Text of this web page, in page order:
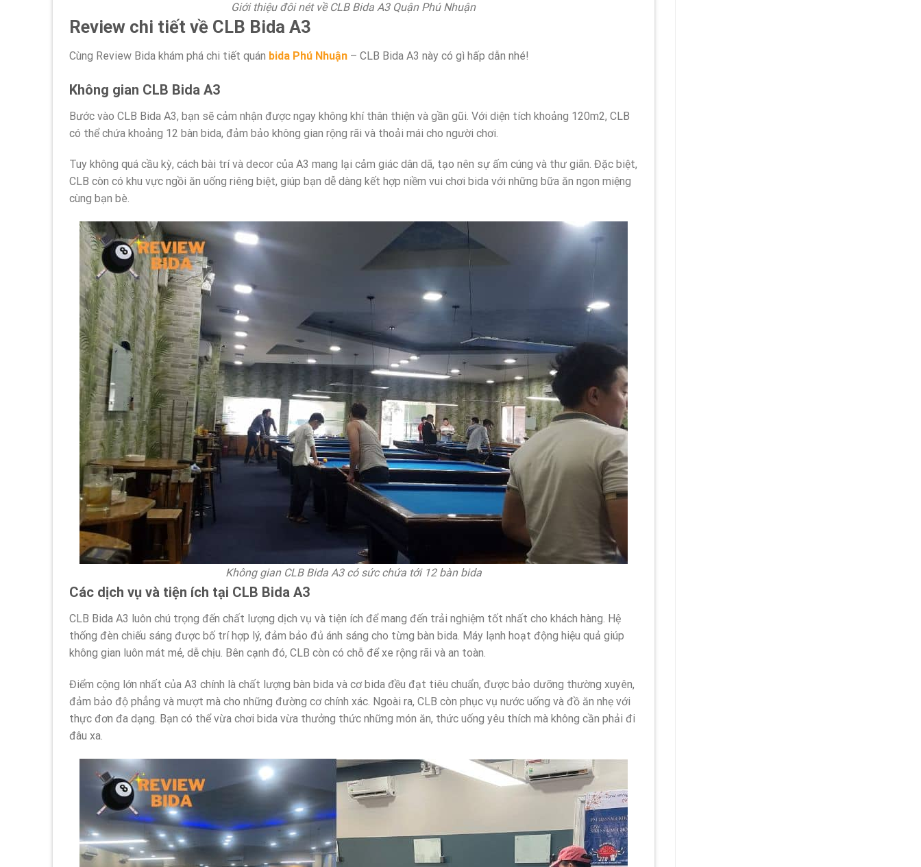
Giới thiệu đôi nét về CLB Bida A3 Quận Phú Nhuận
Review chi tiết về CLB Bida A3
Cùng Review Bida khám phá chi tiết quán bida Phú Nhuận – CLB Bida A3 này có gì hấp dẫn nhé!
Không gian CLB Bida A3
Bước vào CLB Bida A3, bạn sẽ cảm nhận được ngay không khí thân thiện và gần gũi. Với diện tích khoảng 120m2, CLB
có thể chứa khoảng 12 bàn bida, đảm bảo không gian rộng rãi và thoải mái cho người chơi.
Tuy không quá cầu kỳ, cách bài trí và decor của A3 mang lại cảm giác dân dã, tạo nên sự ấm cúng và thư giãn. Đặc biệt,
CLB còn có khu vực ngồi ăn uống riêng biệt, giúp bạn dễ dàng kết hợp niềm vui chơi bida với những bữa ăn ngon miệng
cùng bạn bè.
Không gian CLB Bida A3 có sức chứa tới 12 bàn bida
Các dịch vụ và tiện ích tại CLB Bida A3
CLB Bida A3 luôn chú trọng đến chất lượng dịch vụ và tiện ích để mang đến trải nghiệm tốt nhất cho khách hàng. Hệ
thống đèn chiếu sáng được bố trí hợp lý, đảm bảo đủ ánh sáng cho từng bàn bida. Máy lạnh hoạt động hiệu quả giúp
không gian luôn mát mẻ, dễ chịu. Bên cạnh đó, CLB còn có chỗ để xe rộng rãi và an toàn.
Điểm cộng lớn nhất của A3 chính là chất lượng bàn bida và cơ bida đều đạt tiêu chuẩn, được bảo dưỡng thường xuyên,
đảm bảo độ phẳng và mượt mà cho những đường cơ chính xác. Ngoài ra, CLB còn phục vụ nước uống và đồ ăn nhẹ với
thực đơn đa dạng. Bạn có thể vừa chơi bida vừa thưởng thức những món ăn, thức uống yêu thích mà không cần phải đi
đâu xa.